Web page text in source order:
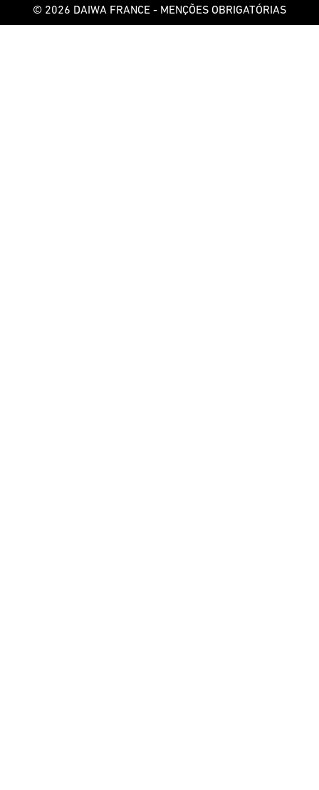
© 2026 DAIWA FRANCE - MENÇÕES OBRIGATÓRIAS